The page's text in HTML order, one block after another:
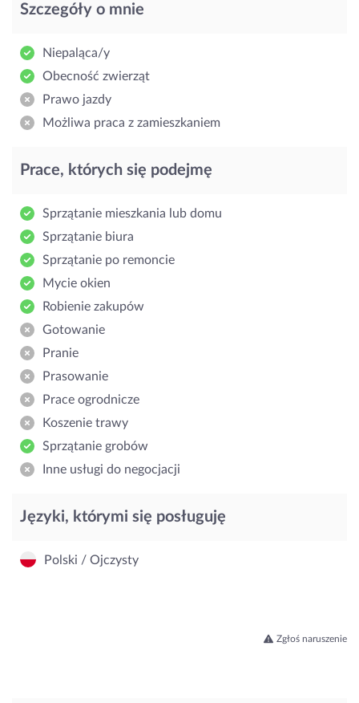
Szczegóły o mnie
Niepaląca/y
Obecność zwierząt
Prawo jazdy
Możliwa praca z zamieszkaniem
Prace, których się podejmę
Sprzątanie mieszkania lub domu
Sprzątanie biura
Sprzątanie po remoncie
Mycie okien
Robienie zakupów
Gotowanie
Pranie
Prasowanie
Prace ogrodnicze
Koszenie trawy
Sprzątanie grobów
Inne usługi do negocjacji
Języki, którymi się posługuję
Polski / Ojczysty
Zgłoś naruszenie